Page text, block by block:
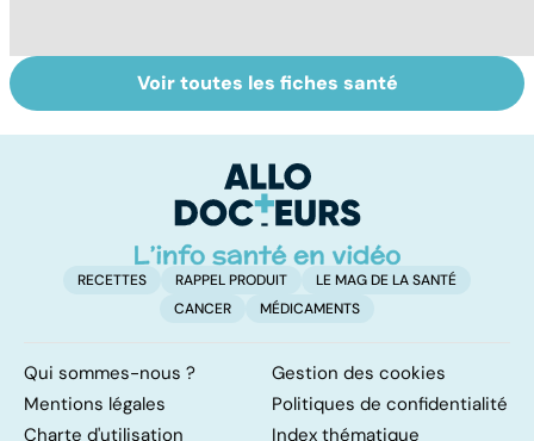
Tout savoir sur
les infections
Inflammation des
amygdales : que
d'angine ?
Voir toutes les fiches santé
RECETTES RAPPEL PRODUIT
LE MAG DE LA SANTÉ
CANCER
MÉDICAMENTS
Qui sommes-nous ?
Gestion des cookies
Mentions légales
Politiques de confidentialité
Charte d'utilisation
Index thématique